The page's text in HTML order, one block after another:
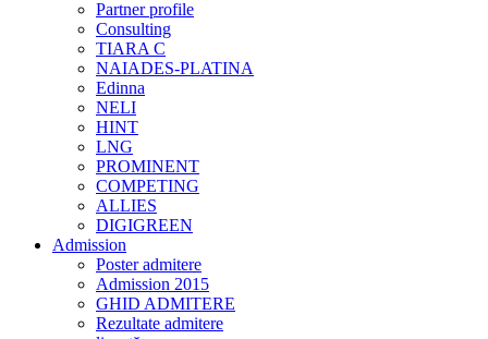
Partner profile
Consulting
TIARA C
NAIADES-PLATINA
Edinna
NELI
HINT
LNG
PROMINENT
COMPETING
ALLIES
DIGIGREEN
Admission
Poster admitere
Admission 2015
GHID ADMITERE
Rezultate admitere